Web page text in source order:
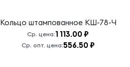
Кольцо штампованное КШ-78-Ч
Ср. цена:1 113.00 ₽
Ср. опт. цена:556.50 ₽